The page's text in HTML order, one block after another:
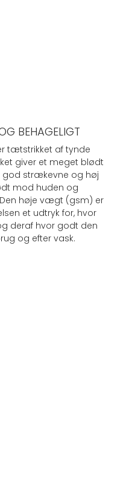
BEHAGELIGT
tætstrikket af tynde
giver et meget blødt
strækevne og høj
mod huden og
høje vægt (gsm) er
et udtryk for, hvor
deraf hvor godt den
og efter vask.